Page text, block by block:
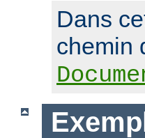
Dans
chemin